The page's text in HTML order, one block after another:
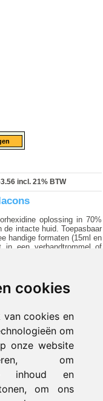
cookies
van cookies en
om
onze website
om
inhoud en
om ons
incl. 21% BTW
oplossing in 70%
intacte huid. Toepasbaar
handige formaten (15ml en
in een verbandtrommel of
Liquid gedrenkt watje
oplossing in
voor
van het product.